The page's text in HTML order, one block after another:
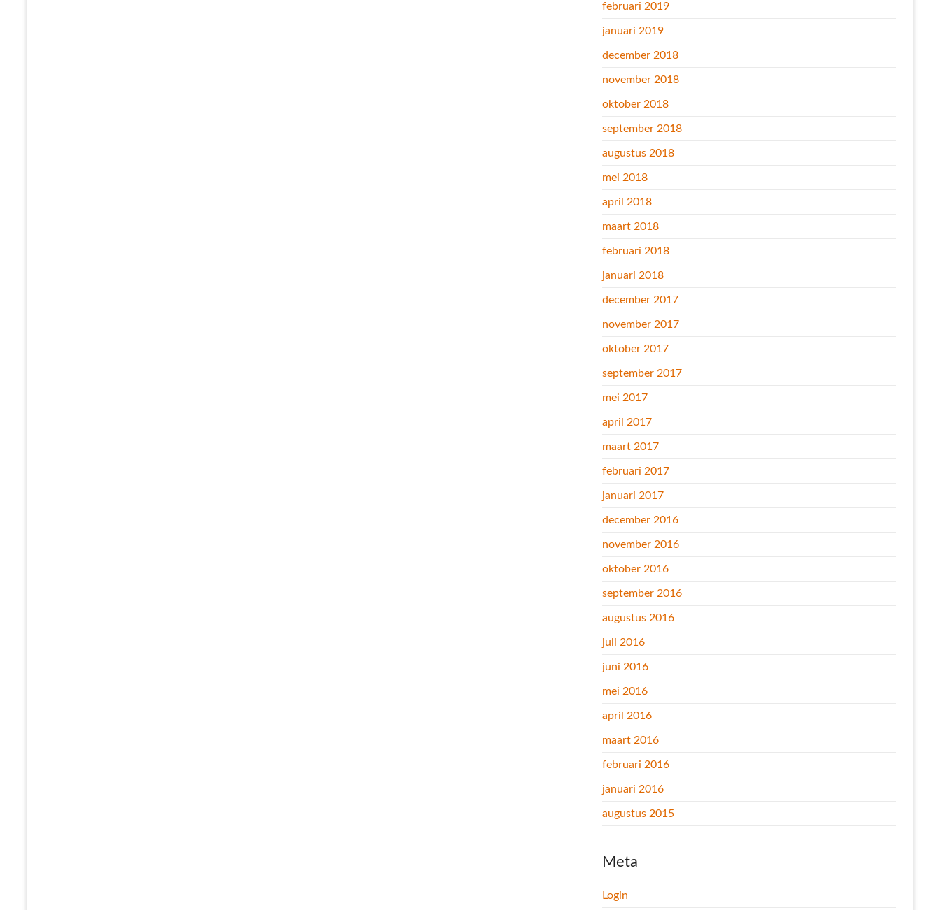
februari 2019
januari 2019
december 2018
november 2018
oktober 2018
september 2018
augustus 2018
mei 2018
april 2018
maart 2018
februari 2018
januari 2018
december 2017
november 2017
oktober 2017
september 2017
mei 2017
april 2017
maart 2017
februari 2017
januari 2017
december 2016
november 2016
oktober 2016
september 2016
augustus 2016
juli 2016
juni 2016
mei 2016
april 2016
maart 2016
februari 2016
januari 2016
augustus 2015
Meta
Login